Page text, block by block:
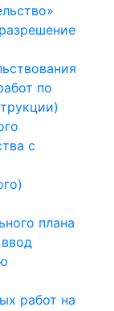
по
с
плана
работ на